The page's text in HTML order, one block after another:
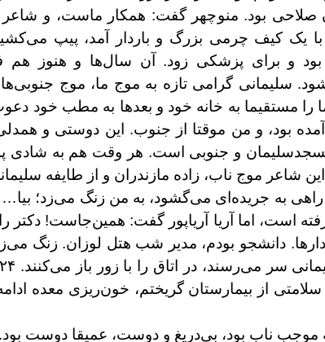
صلاحی بود. منوچهر گفت: همکار ماست‌، و
یک کیف چرمی بزرگ و باردار آمد‌، پیپ
بود و برای پزشکی زود. آن سال‌ها و هنوز هم
سلیمانی گرامی تازه به موج ما‌، موج
مستقیما به خانه خود و بعدها به مطب خود
آمده بود‌، و من موقتا از جنوب‌. این دوستی و
و جنوبی است. هر وقت هم به شادی
شاعر موج ناب‌، زاده مازندران و از طایفه
به جریده‌ای می‌گشود،‌ به من زنگ می‌زد؛ بیا…
است، اما آریا آریاپور گفت: همین‌جاست! دکتر
دانشجو بودم، مدیر شب هتل لوزان. زنگ
از بیمارستان گریختم‌، خون‌ریزی معده
موجب ناب بود‌، بی‌دریغ و دوست‌، عمیقا دوست